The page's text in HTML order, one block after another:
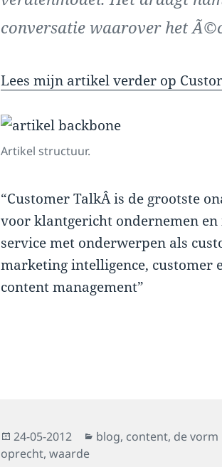
conversatie waarover het
Lees mijn artikel verder op
Artikel structuur.
“Customer TalkÂ is de grootste
voor klantgericht ondernemen
service met onderwerpen als
marketing intelligence, customer
content management”
Posted
on
24-05-2012 Categories
blog, content, de vorm
oprecht,waarde